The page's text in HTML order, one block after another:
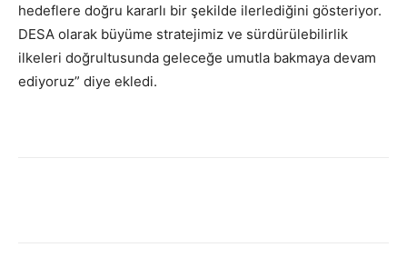
hedeflere doğru kararlı bir şekilde ilerlediğini gösteriyor.
DESA olarak büyüme stratejimiz ve sürdürülebilirlik
ilkeleri doğrultusunda geleceğe umutla bakmaya devam
ediyoruz” diye ekledi.